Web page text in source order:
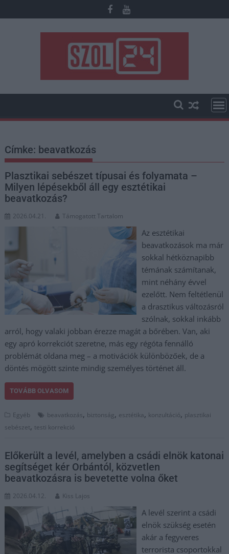
to
Címke: beavatkozás
Plasztikai sebészet típusai és folyamata –
Milyen lépésekből áll egy esztétikai
beavatkozás?
2026.04.21. Támogatott Tartalom
Az esztétikai
beavatkozások ma már
sokkal hétköznapibb
témának számítanak,
mint néhány évvel
ezelőtt. Nem feltétlenül
a drasztikus változásról
szólnak, sokkal inkább
arról, hogy valaki jobban érezze magát a bőrében. Van, aki
egy apró korrekciót szeretne, más egy régóta fennálló
problémát oldana meg – a motivációk különbözőek, de a
döntés mögött szinte mindig személyes történet áll.
TOVÁBB OLVASOM
Egyéb beavatkozás, biztonság, esztétika, konzultáció, plasztikai
sebészet, testi korrekció
Előkerült a levél, amelyben a csádi elnök katonai
segítséget kér Orbántól, közvetlen
beavatkozásra is bevetette volna őket
2026.04.12. Kiss Lajos
A levél szerint a csádi
elnök szükség esetén
akár a fegyveres
terrorista csoportokkal